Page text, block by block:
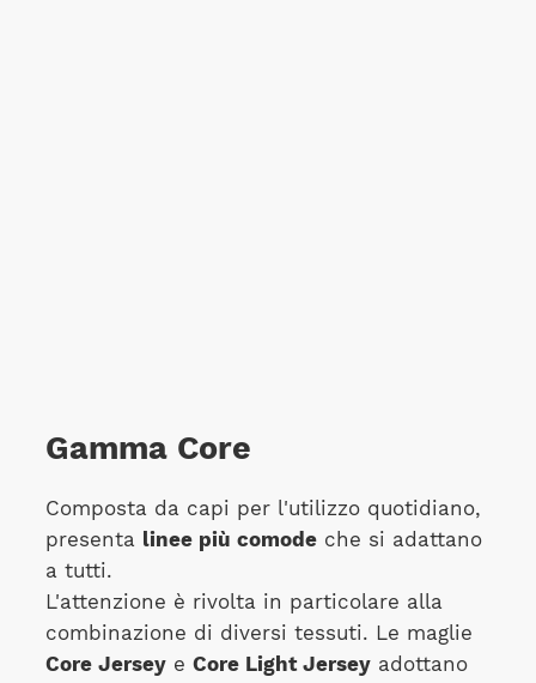
Gamma Core
Composta da capi per l'utilizzo quotidiano,
presenta linee più comodeche si adattano
a tutti.
L'attenzione è rivolta in particolare alla
combinazione di diversi tessuti. Le maglie
Core Jerseye Core Light Jerseyadottano